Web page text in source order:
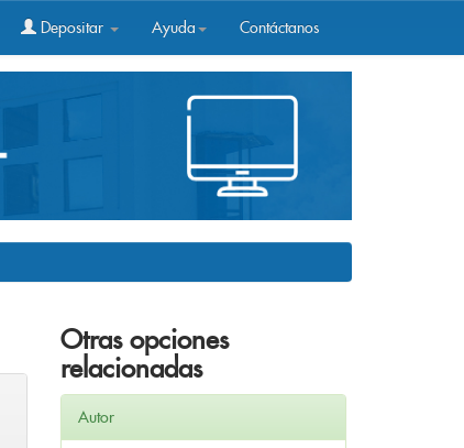
Depositar Ayuda Contáctanos
Otras opciones
relacionadas
Autor